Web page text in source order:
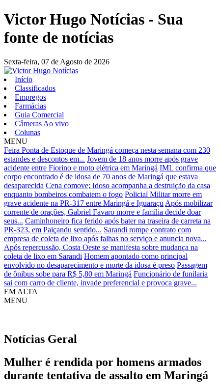
Victor Hugo Notícias - Sua
fonte de notícias
Sexta-feira, 07 de Agosto de 2026
Início
Classificados
Empregos
Farmácias
Guia Comercial
Câmeras Ao vivo
Colunas
MENU
Feira Ponta de Estoque de Maringá começa nesta semana com 230
estandes e descontos em... Jovem de 18 anos morre após grave
acidente entre Fiorino e moto elétrica em Maringá IML confirma que
corpo encontrado é de idosa de 70 anos de Maringá que estava
desaparecida Cena comove; Idoso acompanha a destruição da casa
enquanto bombeiros combatem o fogo Policial Militar morre em
grave acidente na PR-317 entre Maringá e Iguaraçu Após mobilizar
corrente de orações, Gabriel Favaro morre e família decide doar
seus... Caminhoneiro fica ferido após bater na traseira de carreta na
PR-323, em Paiçandu sentido... Sarandi rompe contrato com
empresa de coleta de lixo após falhas no serviço e anuncia nova...
Após repercussão, Costa Oeste se manifesta sobre mudança na
coleta de lixo em Sarandi Homem apontado como principal
envolvido no desaparecimento e morte da idosa é preso Passagem
de ônibus sobe para R$ 5,80 em Maringá Funcionário de funilaria
sai com carro de cliente, invade preferencial e provoca grave...
EM ALTA
MENU
Notícias Geral
Mulher é rendida por homens armados
durante tentativa de assalto em Maringá